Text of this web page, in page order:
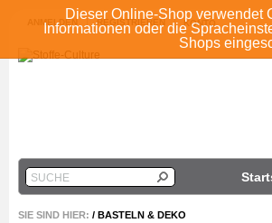
Dieser Online-Shop verwendet
Informationen oder die
Shops
ANMELDEN REGISTRIEREN KONTO
SUCHE
SIE SIND HIER: / BASTELN & DEKO